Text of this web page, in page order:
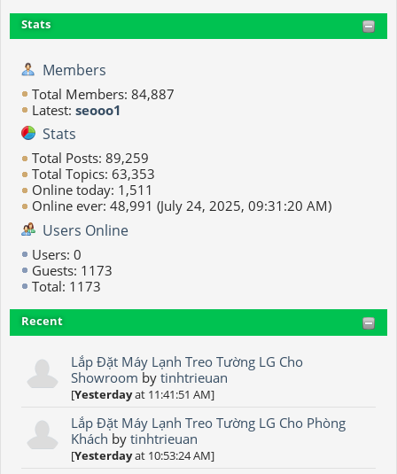
Stats
Members
Total Members: 84,887
Latest: seooo1
Stats
Total Posts: 89,259
Total Topics: 63,353
Online today: 1,511
Online ever: 48,991 (July 24, 2025, 09:31:20 AM)
Users Online
Users: 0
Guests: 1173
Total: 1173
Recent
Lắp Đặt Máy Lạnh Treo Tường LG Cho
Showroom bytinhtrieuan
[Yesterdayat 11:41:51 AM]
Lắp Đặt Máy Lạnh Treo Tường LG Cho Phòng
Khách bytinhtrieuan
[Yesterdayat 10:53:24 AM]